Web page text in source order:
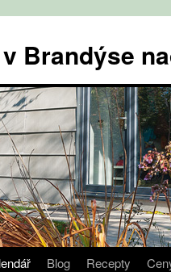
Brandýse
Blog Recepty